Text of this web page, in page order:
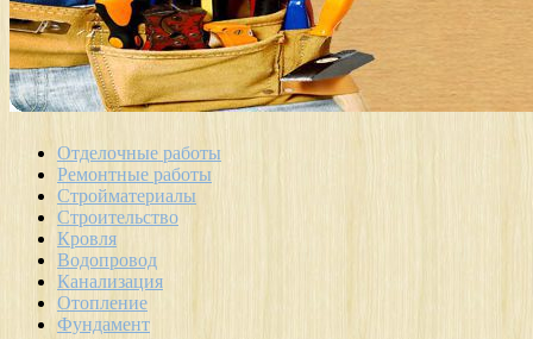
Отделочные работы
Ремонтные работы
Стройматериалы
Строительство
Кровля
Водопровод
Канализация
Отопление
Фундамент